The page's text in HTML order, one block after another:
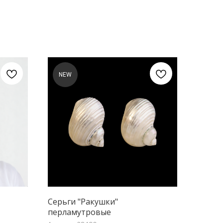
NEW
Серьги "Ракушки"
перламутровые